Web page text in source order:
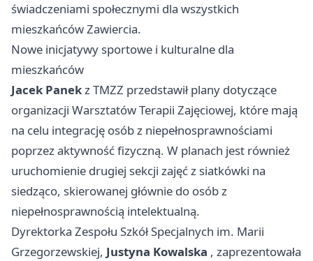
świadczeniami społecznymi dla wszystkich
mieszkańców Zawiercia.
Nowe inicjatywy sportowe i kulturalne dla
mieszkańców
Jacek Panekz TMZZ przedstawił plany dotyczące
organizacji Warsztatów Terapii Zajęciowej, które mają
na celu integrację osób z niepełnosprawnościami
poprzez aktywność fizyczną. W planach jest również
uruchomienie drugiej sekcji zajęć z siatkówki na
siedząco, skierowanej głównie do osób z
niepełnosprawnością intelektualną.
Dyrektorka Zespołu Szkół Specjalnych im. Marii
Grzegorzewskiej, Justyna Kowalska , zaprezentowała